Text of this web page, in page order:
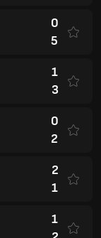
0
5
1
3
0
2
2
1
1